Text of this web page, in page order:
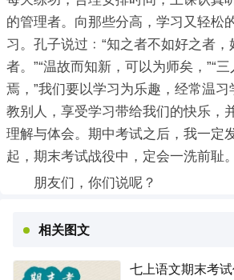
的管理者。向那些分高，学习又轻松
习。孔子说过﹕“知之者不如好之者，
者。”“温故而知新，可以为师矣，”“
焉，”我们要以学习为乐趣，经常温
教别人，享受学习带给我们的快乐，
理解与体会。期中考试之后，我一定
起，期末考试战役中，定会一洗前耻。
朋友们，你们说呢？
相关图文
七上语文期末考试